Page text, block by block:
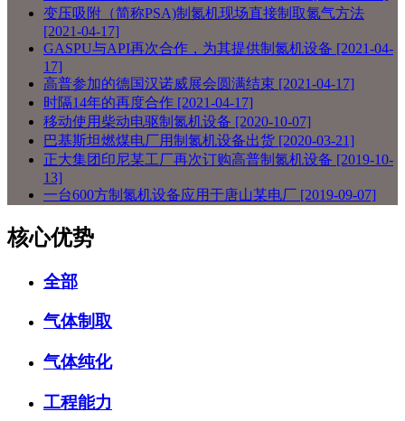
变压吸附（简称PSA)制氮机现场直接制取氮气方法
[2021-04-17]
GASPU与API再次合作，为其提供制氮机设备 [2021-04-
17]
高普参加的德国汉诺威展会圆满结束 [2021-04-17]
时隔14年的再度合作 [2021-04-17]
移动使用柴动电驱制氮机设备 [2020-10-07]
巴基斯坦燃煤电厂用制氮机设备出货 [2020-03-21]
正大集团印尼某工厂再次订购高普制氮机设备 [2019-10-
13]
一台600方制氮机设备应用于唐山某电厂 [2019-09-07]
核心优势
全部
气体制取
气体纯化
工程能力